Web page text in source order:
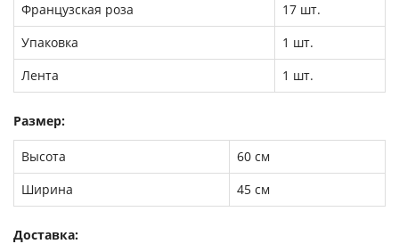
Французская роза
17 шт.
Упаковка
1 шт.
Лента
1 шт.
Размер:
Высота
60 см
Ширина
45 см
Доставка: